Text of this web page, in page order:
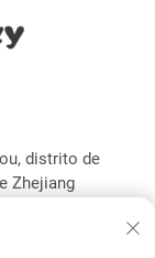
distrito de
Zhejiang